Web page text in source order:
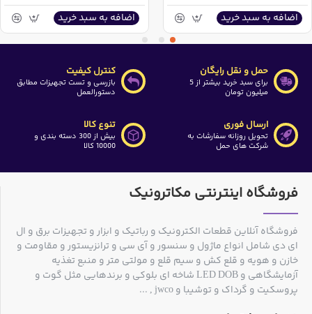
اضافه به سبد خرید اضافه به سبد خرید
حمل و نقل رایگان
برای سبد خرید بیشتر از 5
میلیون تومان
کنترل کیفیت
بازرسی و تست تجهیزات مطابق
دستورالعمل
ارسال فوری
تحویل روزانه سفارشات به
شرکت های حمل
تنوع کالا
بیش از 300 دسته بندی و
10000 کالا
فروشگاه اینترنتی مکاترونیک
فروشگاه آنلاین قطعات الکترونیک و رباتیک و ابزار و تجهیزات برق و ال
ای دی شامل انواع ماژول و سنسور و آی سی و ترانزیستور و مقاومت و
خازن و هویه و قلع کش و سیم قلع و مولتی متر و منبع تغذیه
آزمایشگاهی و LED DOB شاخه ای بلوکی و برندهایی مثل گوت و
پروسکیت و گرداک و توشیبا و jwco , ...